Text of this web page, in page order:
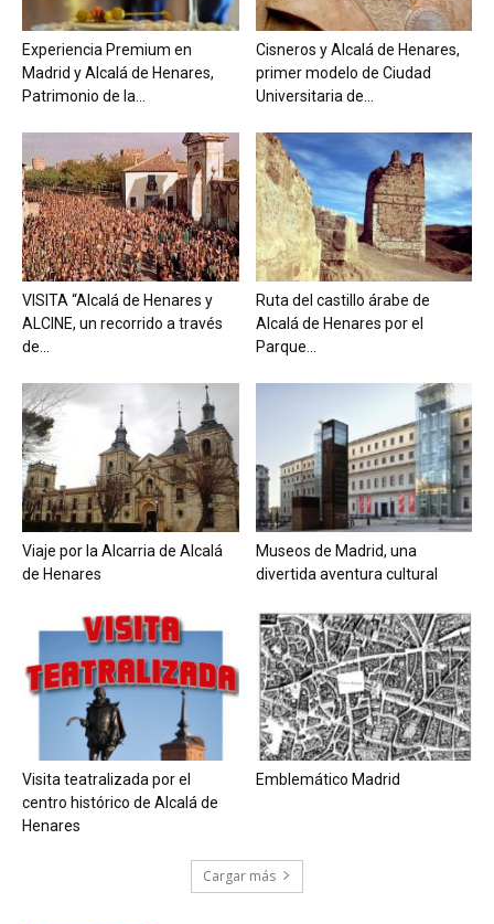
Experiencia Premium en
Madrid y Alcalá de Henares,
Patrimonio de la...
Cisneros y Alcalá de Henares,
primer modelo de Ciudad
Universitaria de...
VISITA “Alcalá de Henares y
ALCINE, un recorrido a través
de...
Ruta del castillo árabe de
Alcalá de Henares por el
Parque...
Viaje por la Alcarria de Alcalá
de Henares
Museos de Madrid, una
divertida aventura cultural
Visita teatralizada por el
centro histórico de Alcalá de
Henares
Emblemático Madrid
Cargar más